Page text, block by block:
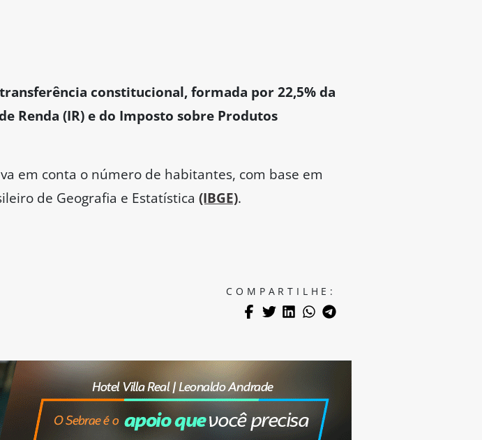
constitucional, formada por 22,5% da
Renda (IR) e do Imposto sobre Produtos
em conta o número de habitantes, com base em
de Geografia e Estatística (IBGE).
COMPARTILHE: